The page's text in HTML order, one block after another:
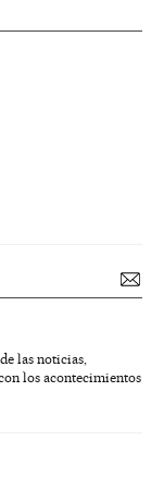
las noticias,
los acontecimientos